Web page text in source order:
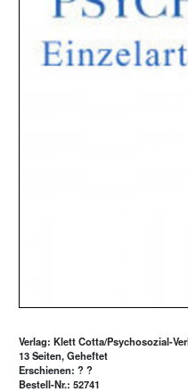
Verlag: Klett Cotta/Psychosozial-
13 Seiten, Geheftet
Erschienen: ? ?
Bestell-Nr.: 52741